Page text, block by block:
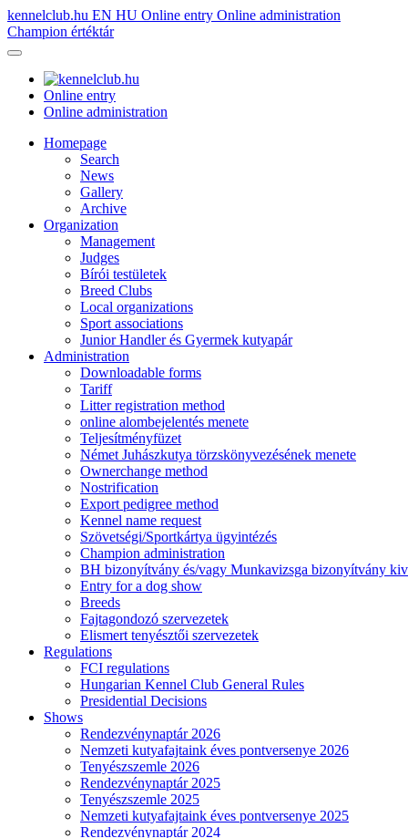
kennelclub.hu EN HU Online entry Online administration
Champion értéktár
Online entry
Online administration
Homepage
Search
News
Gallery
Archive
Organization
Management
Judges
Bírói testületek
Breed Clubs
Local organizations
Sport associations
Junior Handler és Gyermek kutyapár
Administration
Downloadable forms
Tariff
Litter registration method
online alombejelentés menete
Teljesítményfüzet
Német Juhászkutya törzskönyvezésének menete
Ownerchange method
Nostrification
Export pedigree method
Kennel name request
Szövetségi/Sportkártya ügyintézés
Champion administration
BH bizonyítvány és/vagy Munkavizsga bizonyítvány
Entry for a dog show
Breeds
Fajtagondozó szervezetek
Elismert tenyésztői szervezetek
Regulations
FCI regulations
Hungarian Kennel Club General Rules
Presidential Decisions
Shows
Rendezvénynaptár 2026
Nemzeti kutyafajtaink éves pontversenye 2026
Tenyészszemle 2026
Rendezvénynaptár 2025
Tenyészszemle 2025
Nemzeti kutyafajtaink éves pontversenye 2025
Rendezvénynaptár 2024